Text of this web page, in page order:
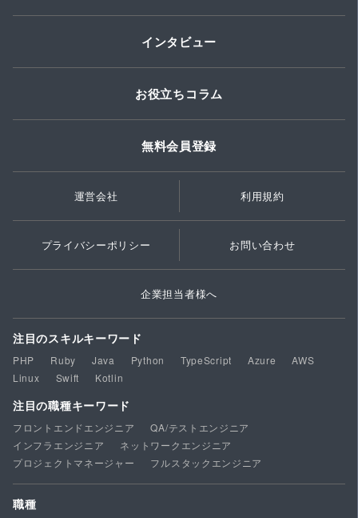
インタビュー
お役立ちコラム
無料会員登録
運営会社 利用規約
プライバシーポリシー お問い合わせ
企業担当者様へ
注目のスキルキーワード
PHP Ruby Java Python TypeScript Azure
AWS
Linux
Swift Kotlin
注目の職種キーワード
フロントエンドエンジニア
QA/テストエンジニア
インフラエンジニア
ネットワークエンジニア
プロジェクトマネージャー
フルスタックエンジニア
職種